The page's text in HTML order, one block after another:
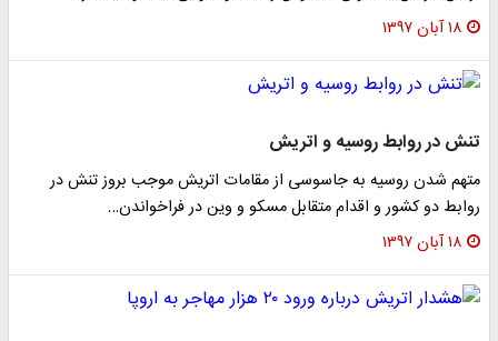
۱۸ آبان ۱۳۹۷
تنش در روابط روسیه و اتریش
متهم شدن روسیه به جاسوسی از مقامات اتریش موجب بروز تنش در
روابط دو کشور و اقدام متقابل مسکو و وین در فراخواندن…
۱۸ آبان ۱۳۹۷